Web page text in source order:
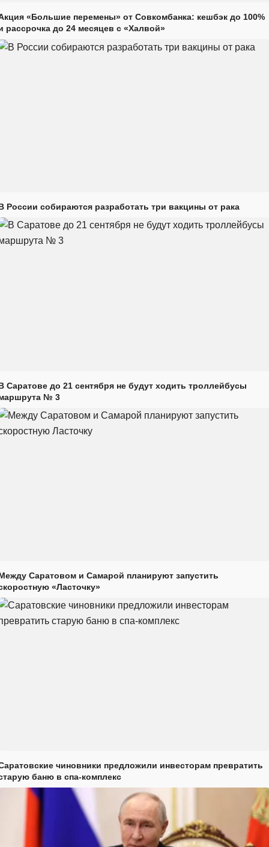
«Большие перемены» от Совкомбанка: кешбэк до 100%
рассрочка до 24 месяцев с «Халвой»
России собираются разработать три вакцины от рака
Саратове до 21 сентября не будут ходить троллейбусы
№ 3
Саратовом и Самарой планируют запустить
«Ласточку»
чиновники предложили инвесторам превратить
баню в спа-комплекс